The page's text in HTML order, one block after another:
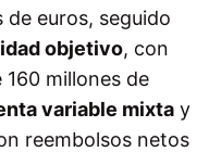
de euros, seguido
objetivo, con
millones de
variable mixta y
reembolsos netos